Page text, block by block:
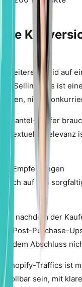
die
weiteres Kleid auf
Selling – es ist
nicht
Kaufer
Relevanz
Empfehlungen
sich auf 3-5
nachdem der
Post-Purchase-
dem Abschluss
Shopify-Traffics ist
sein, mit